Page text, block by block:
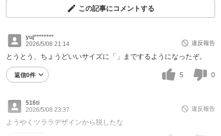
この記事にコメントする
yuj********
2026/5/08 21:14
違反報告
とうとう、ちょうどいいサイズに「」までするようになったぞ。
返信0件 5 0
516ti
2026/5/08 23:37
違反報告
ようやくツララデザインから脱したな